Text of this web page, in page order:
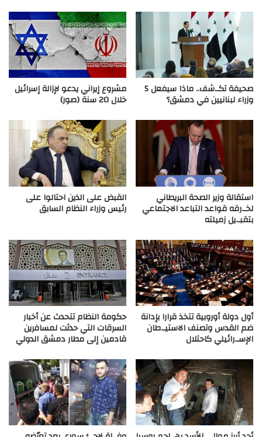
صحيفة تكـ.شف.. ماذا سيفعل 5
وزراء لبنانيين في دمشق؟
مشروع إيراني يدعو لإزالة إسرائيل
خلال 20 سنة (صور)
استقالة وزير الصحة البريطاني
لخـ.رقه قواعد التباعد الاجتماعي
بتقبـ.يل زميلته
القبض على الذين احتالوا على
رئيس وزراء النظام السابق
أول دولة أوروبية تتخذ قرارا بإدانة
ضم القدس وتصنف الاستيـ.طان
الإسـ.رائيلي كاحتلال
حكومة النظام تتحدث عن أخبار
السرقات التي حدثت لمسافرين
قادمين إلى مطار دمشق الدولي